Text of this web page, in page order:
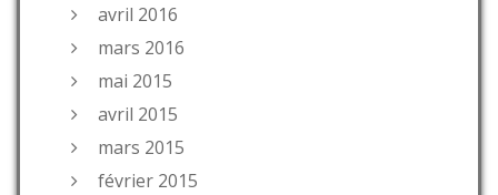
avril 2016
mars 2016
mai 2015
avril 2015
mars 2015
février 2015